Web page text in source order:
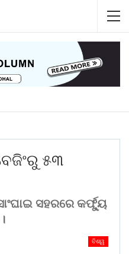
୫୩
ସହରରେ କର୍ଫ୍ୟୁ
ବିଶ୍ୱ